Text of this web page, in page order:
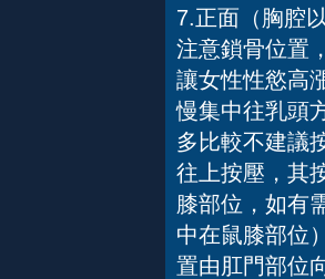
7.正面（胸腔
注意鎖骨位置
讓女性性慾高
慢集中往乳頭
多比較不建議
往上按壓，其
膝部位，如有
中在鼠膝部位
置由肛門部位